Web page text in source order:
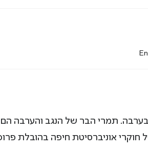
תמרי הבר של הנגב והערבה הם
אוניברסיטת חיפה בהובלת